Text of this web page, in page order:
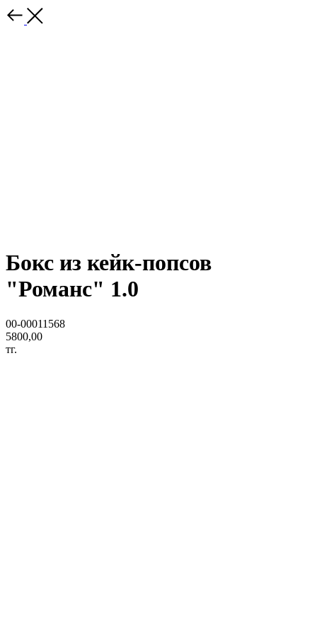
Бокс из кейк-попсов
"Романс" 1.0
00-00011568
5800,00
тг.